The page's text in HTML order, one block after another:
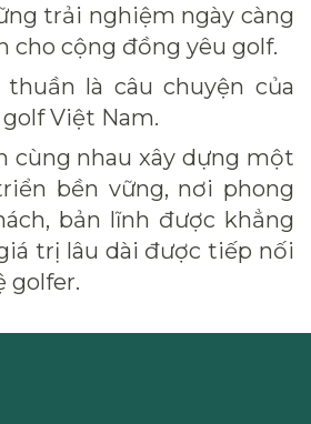
trải nghiệm ngày càng
cho cộng đồng yêu golf.
là câu chuyện của
Việt Nam.
cùng nhau xây dựng một
bền vững, nơi phong
bản lĩnh được khẳng
trị lâu dài được tiếp nối
golfer.